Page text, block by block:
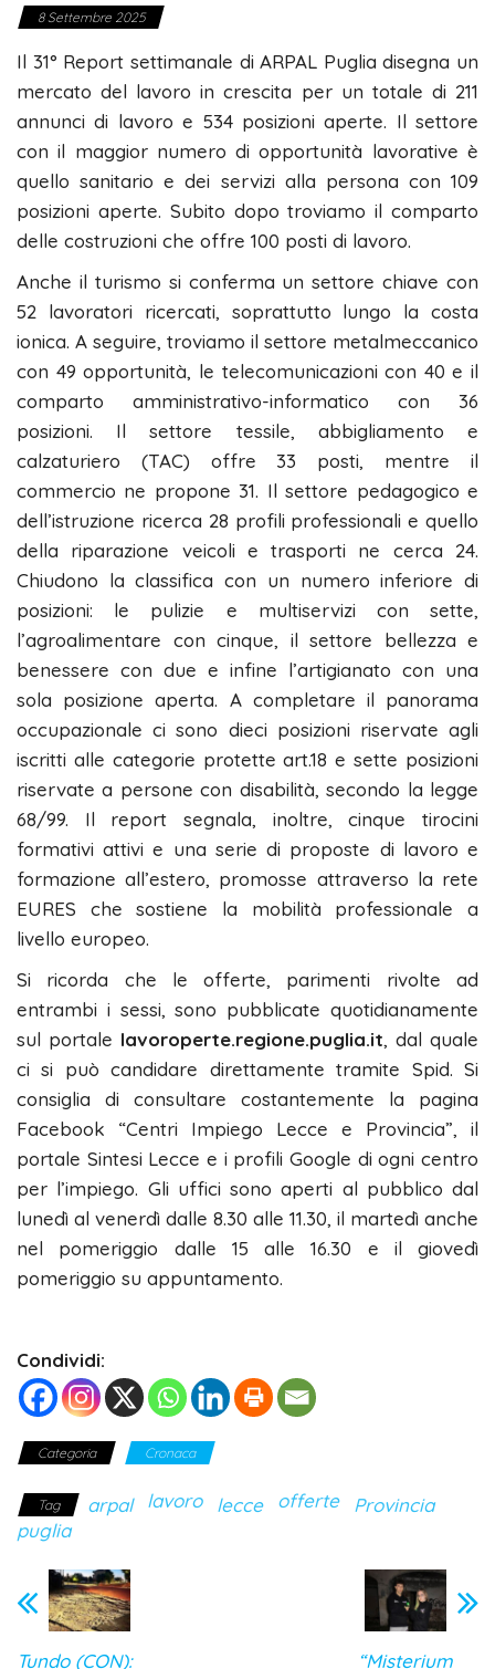
8 Settembre 2025
Il 31° Report settimanale di ARPAL Puglia disegna un
mercato del lavoro in crescita per un totale di 211
annunci di lavoro e 534 posizioni aperte. Il settore
con il maggior numero di opportunità lavorative è
quello sanitario e dei servizi alla persona con 109
posizioni aperte. Subito dopo troviamo il comparto
delle costruzioni che offre 100 posti di lavoro.
Anche il turismo si conferma un settore chiave con
52 lavoratori ricercati, soprattutto lungo la costa
ionica. A seguire, troviamo il settore metalmeccanico
con 49 opportunità, le telecomunicazioni con 40 e il
comparto amministrativo-informatico con 36
posizioni. Il settore tessile, abbigliamento e
calzaturiero (TAC) offre 33 posti, mentre il
commercio ne propone 31. Il settore pedagogico e
dell’istruzione ricerca 28 profili professionali e quello
della riparazione veicoli e trasporti ne cerca 24.
Chiudono la classifica con un numero inferiore di
posizioni: le pulizie e multiservizi con sette,
l’agroalimentare con cinque, il settore bellezza e
benessere con due e infine l’artigianato con una
sola posizione aperta. A completare il panorama
occupazionale ci sono dieci posizioni riservate agli
iscritti alle categorie protette art.18 e sette posizioni
riservate a persone con disabilità, secondo la legge
68/99. Il report segnala, inoltre, cinque tirocini
formativi attivi e una serie di proposte di lavoro e
formazione all’estero, promosse attraverso la rete
EURES che sostiene la mobilità professionale a
livello europeo.
Si ricorda che le offerte, parimenti rivolte ad
entrambi i sessi, sono pubblicate quotidianamente
sul portale lavoroperte.regione.puglia.it, dal quale
ci si può candidare direttamente tramite Spid. Si
consiglia di consultare costantemente la pagina
Facebook “Centri Impiego Lecce e Provincia”, il
portale Sintesi Lecce e i profili Google di ogni centro
per l’impiego. Gli uffici sono aperti al pubblico dal
lunedì al venerdì dalle 8.30 alle 11.30, il martedì anche
nel pomeriggio dalle 15 alle 16.30 e il giovedì
pomeriggio su appuntamento.
Condividi:
Categoria Cronaca
Tag arpal lavoro lecce offerte
Provincia
puglia
Tundo (CON):
“Misterium